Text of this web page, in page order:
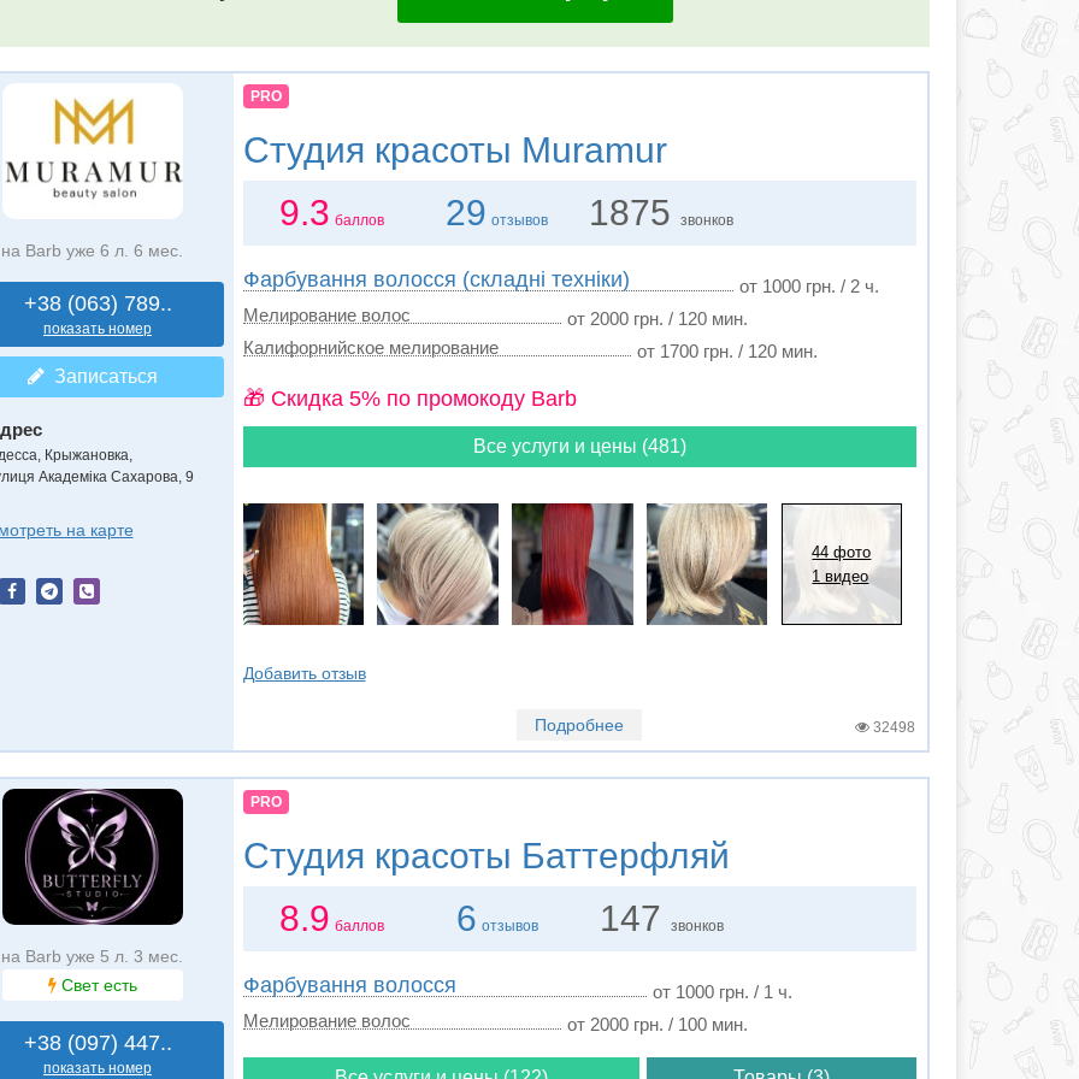
на Barb уже 6 л. 6 мес.
+38 (063) 789..
показать номер
Записаться
Крыжановка
Академіка Сахарова, 9
на карте
PRO
Студия красоты Muramur
9.3 баллов 29 отзывов 1875звонков
Фарбування волосся (складні техніки)
от 1000 грн. / 2 ч.
Мелирование волос
от 2000 грн. / 120 мин.
Калифорнийское мелирование
от 1700 грн. / 120 мин.
🎁 Cкидка 5% по промокоду Barb
Все услуги и цены (481)
44 фото
1 видео
Добавить отзыв
Подробнее 32498
на Barb уже 5 л. 3 мес.
Свет есть
+38 (097) 447..
показать номер
PRO
Студия красоты Баттерфляй
8.9 баллов 6 отзывов 147 звонков
Фарбування волосся
от 1000 грн. / 1 ч.
Мелирование волос
от 2000 грн. / 100 мин.